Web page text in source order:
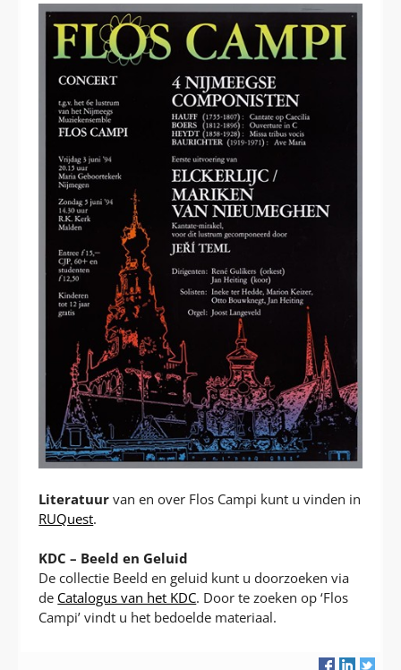
Literatuur van en over Flos Campi kunt u vinden in
RUQuest.
KDC – Beeld en Geluid
De collectie Beeld en geluid kunt u doorzoeken via
de Catalogus van het KDC. Door te zoeken op ‘Flos
Campi’ vindt u het bedoelde materiaal.